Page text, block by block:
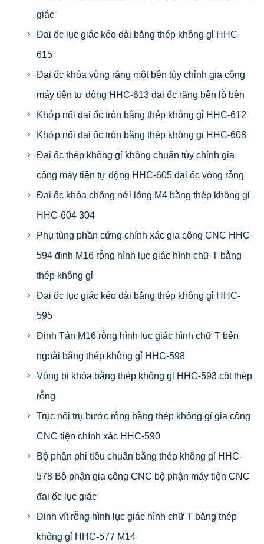
giác
Đai ốc lục giác kéo dài bằng thép không gỉ HHC-
615
Đai ốc khóa vòng răng một bên tùy chỉnh gia công
máy tiện tự động HHC-613 đai ốc răng bên lỗ bên
Khớp nối đai ốc tròn bằng thép không gỉ HHC-612
Khớp nối đai ốc tròn bằng thép không gỉ HHC-608
Đai ốc thép không gỉ không chuẩn tùy chỉnh gia
công máy tiện tự động HHC-605 đai ốc vòng rỗng
Đai ốc khóa chống nới lỏng M4 bằng thép không gỉ
HHC-604 304
Phụ tùng phần cứng chính xác gia công CNC HHC-
594 đinh M16 rỗng hình lục giác hình chữ T bằng
thép không gỉ
Đai ốc lục giác kéo dài bằng thép không gỉ HHC-
595
Đinh Tán M16 rỗng hình lục giác hình chữ T bên
ngoài bằng thép không gỉ HHC-598
Vòng bi khóa bằng thép không gỉ HHC-593 cột thép
rỗng
Trục nối trụ bước rỗng bằng thép không gỉ gia công
CNC tiện chính xác HHC-590
Bộ phận phi tiêu chuẩn bằng thép không gỉ HHC-
578 Bộ phận gia công CNC bộ phận máy tiện CNC
đai ốc lục giác
Đinh vít rỗng hình lục giác hình chữ T bằng thép
không gỉ HHC-577 M14